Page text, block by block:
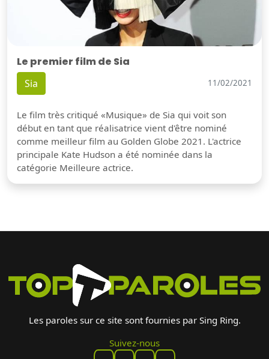
Le premier film de Sia
Sia 11/02/2021
Le film très critiqué «Musique» de Sia qui voit son
début en tant que réalisatrice vient d'être nominé
comme meilleur film au Golden Globe 2021. L'actrice
principale Kate Hudson a été nominée dans la
catégorie Meilleure actrice.
Les paroles sur ce site sont fournies par Sing Ring.
Suivez-nous